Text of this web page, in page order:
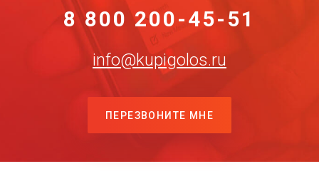
8 800 200-45-51
info@kupigolos.ru
ПЕРЕЗВОНИТЕ МНЕ